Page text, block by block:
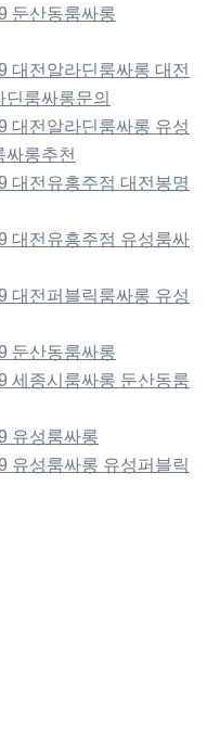
둔산동룸싸롱
대전알라딘룸싸롱 대전
룸싸롱문의
대전알라딘룸싸롱 유성
싸롱추천
대전유흥주점 대전봉명
대전유흥주점 유성룸싸
대전퍼블릭룸싸롱 유성
둔산동룸싸롱
세종시룸싸롱 둔산동룸
유성룸싸롱
유성룸싸롱 유성퍼블릭